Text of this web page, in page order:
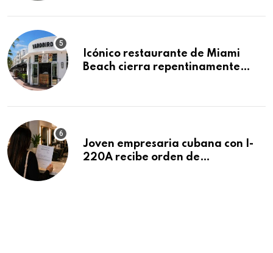
Icónico restaurante de Miami
Beach cierra repentinamente
Joven empresaria cubana con I-
220A recibe orden de